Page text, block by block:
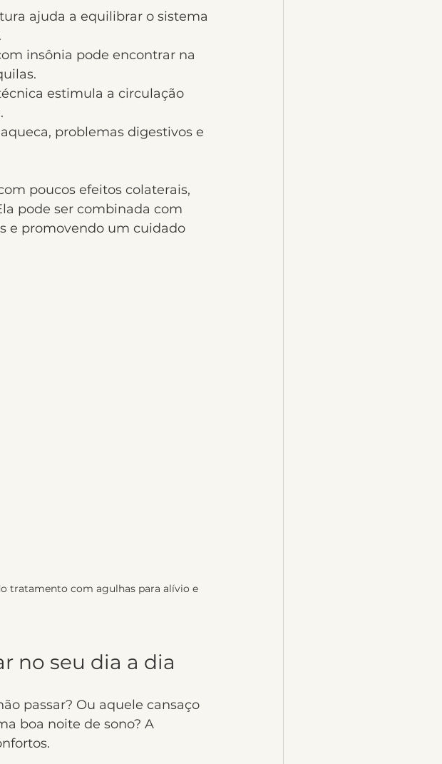
ajuda a equilibrar o sistema
insônia pode encontrar na
estimula a circulação
problemas digestivos e
poucos efeitos colaterais,
pode ser combinada com
e promovendo um cuidado
tratamento com agulhas para alívio e
no seu dia a dia
passar? Ou aquele cansaço
boa noite de sono? A